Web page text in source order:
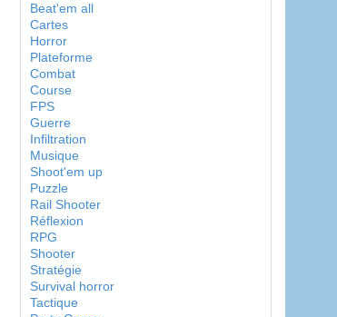
Beat'em all
Cartes
Horror
Plateforme
Combat
Course
FPS
Guerre
Infiltration
Musique
Shoot'em up
Puzzle
Rail Shooter
Réflexion
RPG
Shooter
Stratégie
Survival horror
Tactique